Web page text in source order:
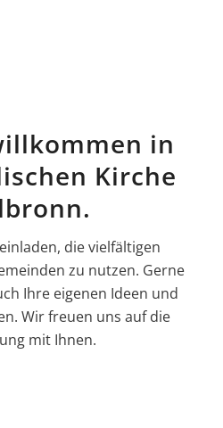
in
Kirche
die vielfältigen
zu nutzen. Gerne
Ihre eigenen Ideen und
Wir freuen uns auf die
mit Ihnen.